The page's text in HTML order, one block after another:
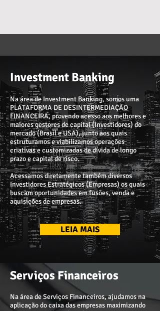
Investment Banking
Na área de Investment Banking, somos uma
PLATAFORMA DE DESINTERMEDIAÇÃO
FINANCEIRA, provendo acesso aos melhores e
maiores gestores de capital (Investidores) do
mercado (Brasil e USA), junto aos quais
estruturamos e viabilizamos operações
criativas e customizadas de dívida de longo
prazo e capital de risco.
Acessamos diretamente também diversos
Investidores Estratégicos (Empresas) os quais
buscam oportunidades em fusões, venda e
aquisições de empresas.
LEIA MAIS
Serviços Financeiros
Na área deServiços Financeiros, ajudamos na
aplicação do caixa das empresas maximizando